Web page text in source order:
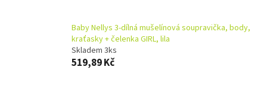
Baby Nellys 3-dílná mušelínová soupravička, body,
kraťasky + čelenka GIRL, lila
Skladem 3ks
519,89 Kč